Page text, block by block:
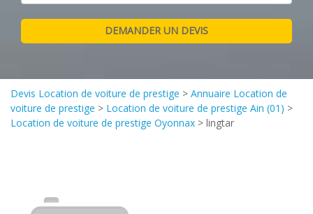
Devis Location de voiture de prestige > Annuaire Location de
voiture de prestige > Location de voiture de prestige Ain (01) >
Location de voiture de prestige Oyonnax > lingtar